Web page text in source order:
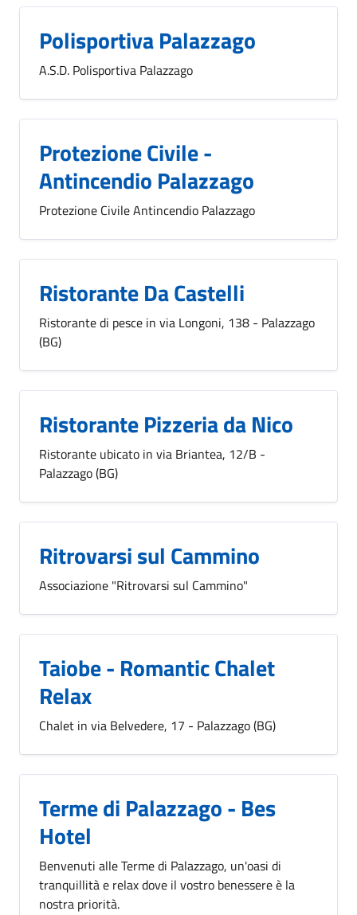
Polisportiva Palazzago
A.S.D. Polisportiva Palazzago
Protezione Civile -
Antincendio Palazzago
Protezione Civile Antincendio Palazzago
Ristorante Da Castelli
Ristorante di pesce in via Longoni, 138 - Palazzago
(BG)
Ristorante Pizzeria da Nico
Ristorante ubicato in via Briantea, 12/B -
Palazzago (BG)
Ritrovarsi sul Cammino
Associazione "Ritrovarsi sul Cammino"
Taiobe - Romantic Chalet
Relax
Chalet in via Belvedere, 17 - Palazzago (BG)
Terme di Palazzago - Bes
Hotel
Benvenuti alle Terme di Palazzago, un'oasi di
tranquillità e relax dove il vostro benessere è la
nostra priorità.